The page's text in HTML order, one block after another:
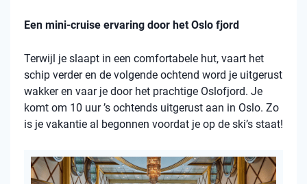
Een mini-cruise ervaring door het Oslo fjord
Terwijl je slaapt in een comfortabele hut, vaart het
schip verder en de volgende ochtend word je uitgerust
wakker en vaar je door het prachtige Oslofjord. Je
komt om 10 uur ’s ochtends uitgerust aan in Oslo. Zo
is je vakantie al begonnen voordat je op de ski’s staat!